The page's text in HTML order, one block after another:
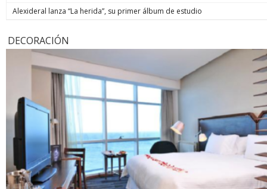
Alexideral lanza “La herida”, su primer álbum de estudio
DECORACIÓN